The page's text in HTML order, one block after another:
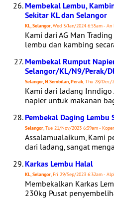
Membekal Lembu,
Sekitar KL dan Selangor
KL, Selangor, Wed 3/Jan/2024 6:55am - An
Kami dari AG Man
lembu dan kambing
Membekal Rumput
Selangor/KL/N9/Perak/
Selangor, N.Sembilan, Perak, Thu 28/Dec/
Kami dari ladang
napier untuk makanan
Pembekal Daging Lembu
Selangor, Tue 21/Nov/2023 6:39am -
Assalamualaikum, Kami
dari ladang, sangat
Karkas Lembu Halal
KL, Selangor, Fri 29/Sep/2023 6:32am -
Membekalkan Karkas
230kg Pusat